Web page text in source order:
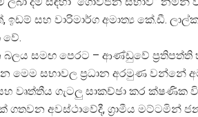
ඉඩම් සහ වාරිමාර්ග අමාත් ය කේ.ඩී.
වේ.
බලය සමඟ පෙරට – ආණ්ඩුවේ ප්
මෙම සභාවල ප්රධාන අරමුණ වන්නේ
සහ වෘත්තීය ගැටලු සාකච්ඡා කර
ගතවන අවස්ථාවේදී, ග්රාමීය මට්ටමින්